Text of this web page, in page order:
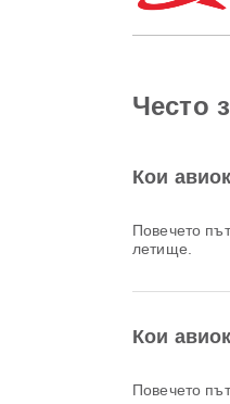
Често
Кои
Повечето
летище.
Кои
Повечето